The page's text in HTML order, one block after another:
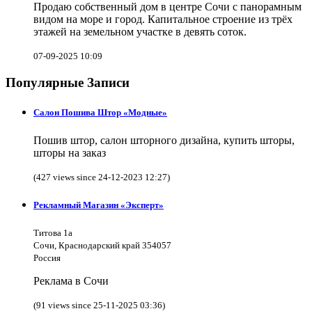
Продаю собственный дом в центре Сочи с панорамным
видом на море и город. Капитальное строение из трёх
этажей на земельном участке в девять соток.
07-09-2025 10:09
Популярные Записи
Салон Пошива Штор «Модные»
Пошив штор, салон шторного дизайна, купить шторы,
шторы на заказ
(427 views since 24-12-2023 12:27)
Рекламный Магазин «Эксперт»
Титова 1а
Сочи, Краснодарский край 354057
Россия
Реклама в Сочи
(91 views since 25-11-2025 03:36)